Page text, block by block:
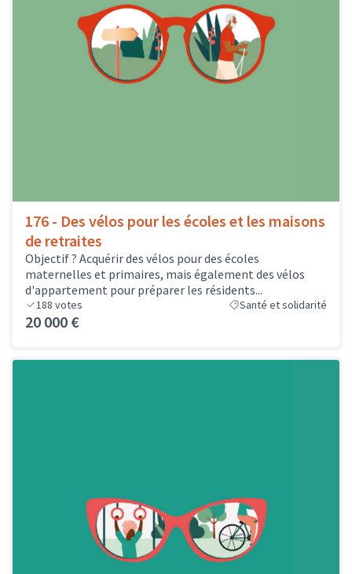
176 - Des vélos pour les écoles et les maisons
de retraites
Objectif ? Acquérir des vélos pour des écoles
maternelles et primaires, mais également des vélos
d'appartement pour préparer les résidents...
188 votes Santé et solidarité
20 000 €